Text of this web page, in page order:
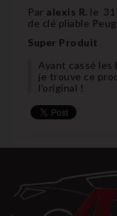
Par alexis R. le
de clé pliable
Super Produit
Ayant cassé les
je trouve ce
l'original !